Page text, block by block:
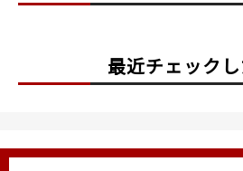
最近チェック